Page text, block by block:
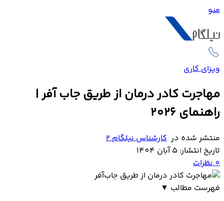
منو
ویزای کاری
مهاجرت کادر درمان از طریق جاب آفر |
راهنمای 2026
منتشر شده در کارشناس نیلگام 2
تاریخ انتشار: 5 آبان 1404
0نظرات
فهرست مطالب ▼